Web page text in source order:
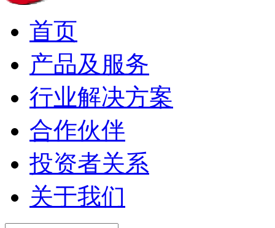
首页
产品及服务
行业解决方案
合作伙伴
投资者关系
关于我们